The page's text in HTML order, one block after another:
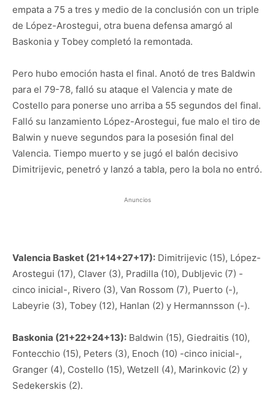
empata a 75 a tres y medio de la conclusión con un triple
de López-Arostegui, otra buena defensa amargó al
Baskonia y Tobey completó la remontada.
Pero hubo emoción hasta el final. Anotó de tres Baldwin
para el 79-78, falló su ataque el Valencia y mate de
Costello para ponerse uno arriba a 55 segundos del final.
Falló su lanzamiento López-Arostegui, fue malo el tiro de
Balwin y nueve segundos para la posesión final del
Valencia. Tiempo muerto y se jugó el balón decisivo
Dimitrijevic, penetró y lanzó a tabla, pero la bola no entró.
Anuncios
Valencia Basket (21+14+27+17): Dimitrijevic (15), López-
Arostegui (17), Claver (3), Pradilla (10), Dubljevic (7) -
cinco inicial-, Rivero (3), Van Rossom (7), Puerto (-),
Labeyrie (3), Tobey (12), Hanlan (2) y Hermannsson (-).
Baskonia (21+22+24+13): Baldwin (15), Giedraitis (10),
Fontecchio (15), Peters (3), Enoch (10) -cinco inicial-,
Granger (4), Costello (15), Wetzell (4), Marinkovic (2) y
Sedekerskis (2).